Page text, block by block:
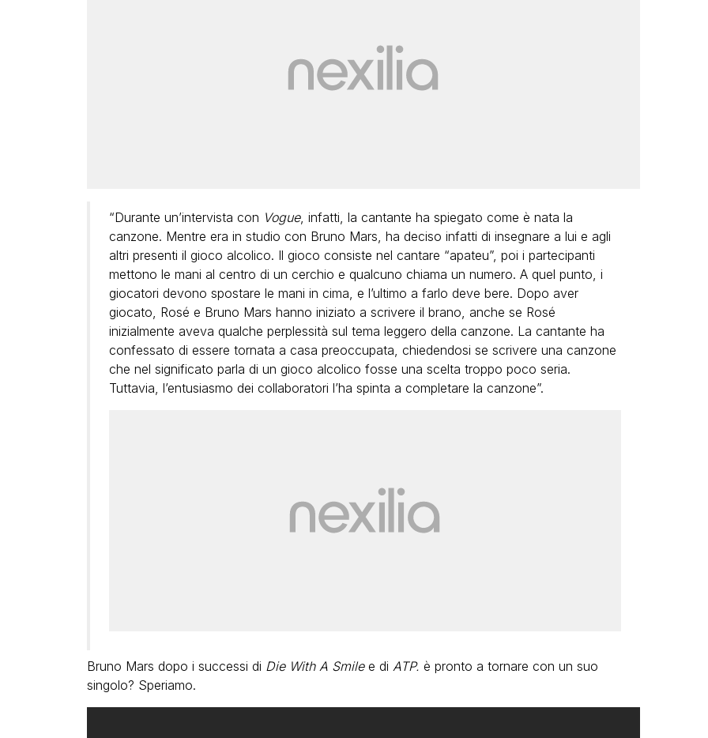
“Durante un’intervista con Vogue, infatti, la cantante ha spiegato come è nata la
canzone. Mentre era in studio con Bruno Mars, ha deciso infatti di insegnare a lui e agli
altri presenti il gioco alcolico. Il gioco consiste nel cantare “apateu”, poi i partecipanti
mettono le mani al centro di un cerchio e qualcuno chiama un numero. A quel punto, i
giocatori devono spostare le mani in cima, e l’ultimo a farlo deve bere. Dopo aver
giocato, Rosé e Bruno Mars hanno iniziato a scrivere il brano, anche se Rosé
inizialmente aveva qualche perplessità sul tema leggero della canzone. La cantante ha
confessato di essere tornata a casa preoccupata, chiedendosi se scrivere una canzone
che nel significato parla di un gioco alcolico fosse una scelta troppo poco seria.
Tuttavia, l’entusiasmo dei collaboratori l’ha spinta a completare la canzone”.
Bruno Mars dopo i successi di Die With A Smilee di ATP. è pronto a tornare con un suo
singolo? Speriamo.